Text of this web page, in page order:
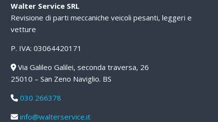
Walter Service SRL
Revisione di parti meccaniche veicoli pesanti, leggeri e
vetture
P. IVA: 03064420171
Via Galileo Galilei, seconda traversa, 26
25010 – San Zeno Naviglio. BS
030 266378
info@walterservice.it